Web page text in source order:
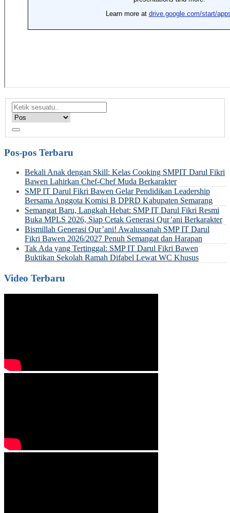
Pos-pos Terbaru
Bekali Anak dengan Skill: Kelas Cooking SMPIT Darul Fikri
Bawen Lahirkan Chef-Chef Muda Berkarakter
SMP IT Darul Fikri Bawen Gelar Pendidikan Leadership
Bersama Anggota Komisi B DPRD Kabupaten Semarang
Semangat Baru, Langkah Hebat: SMP IT Darul Fikri Resmi
Buka MPLS 2026, Siap Cetak Generasi Qur’ani Berkarakter
Bismillah Generasi Qur’ani! Awalussanah SMP IT Darul
Fikri Bawen 2026/2027 Penuh Semangat dan Harapan
Tak Ada yang Tertinggal: SMP IT Darul Fikri Bawen
Buktikan Sekolah Ramah Difabel Lewat WC Khusus
Video Terbaru